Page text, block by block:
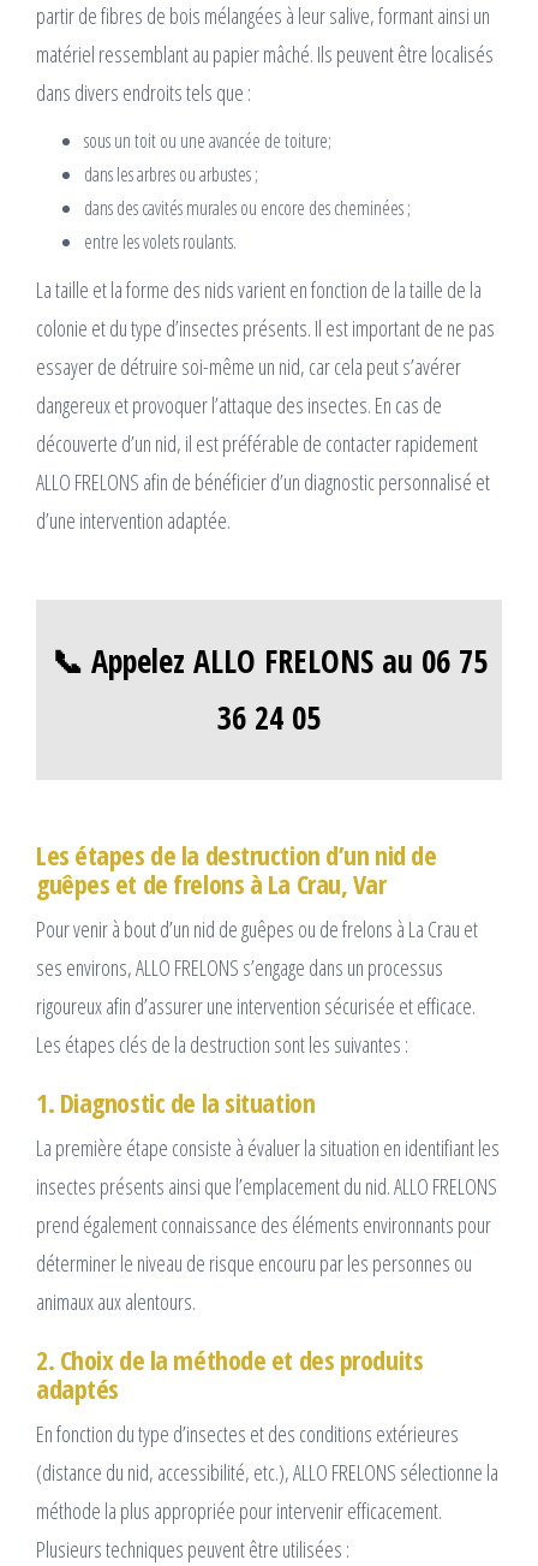
partir de fibres de bois mélangées à leur salive, formant ainsi un
matériel ressemblant au papier mâché. Ils peuvent être localisés
dans divers endroits tels que :
sous un toit ou une avancée de toiture;
dans les arbres ou arbustes ;
dans des cavités murales ou encore des cheminées ;
entre les volets roulants.
La taille et la forme des nids varient en fonction de la taille de la
colonie et du type d’insectes présents. Il est important de ne pas
essayer de détruire soi-même un nid, car cela peut s’avérer
dangereux et provoquer l’attaque des insectes. En cas de
découverte d’un nid, il est préférable de contacter rapidement
ALLO FRELONS afin de bénéficier d’un diagnostic personnalisé et
d’une intervention adaptée.
📞 Appelez ALLO FRELONS au 06 75
36 24 05
Les étapes de la destruction d’un nid de
guêpes et de frelons à La Crau, Var
Pour venir à bout d’un nid de guêpes ou de frelons à La Crau et
ses environs, ALLO FRELONS s’engage dans un processus
rigoureux afin d’assurer une intervention sécurisée et efficace.
Les étapes clés de la destruction sont les suivantes :
1. Diagnostic de la situation
La première étape consiste à évaluer la situation en identifiant les
insectes présents ainsi que l’emplacement du nid. ALLO FRELONS
prend également connaissance des éléments environnants pour
déterminer le niveau de risque encouru par les personnes ou
animaux aux alentours.
2. Choix de la méthode et des produits
adaptés
En fonction du type d’insectes et des conditions extérieures
(distance du nid, accessibilité, etc.), ALLO FRELONS sélectionne la
méthode la plus appropriée pour intervenir efficacement.
Plusieurs techniques peuvent être utilisées :